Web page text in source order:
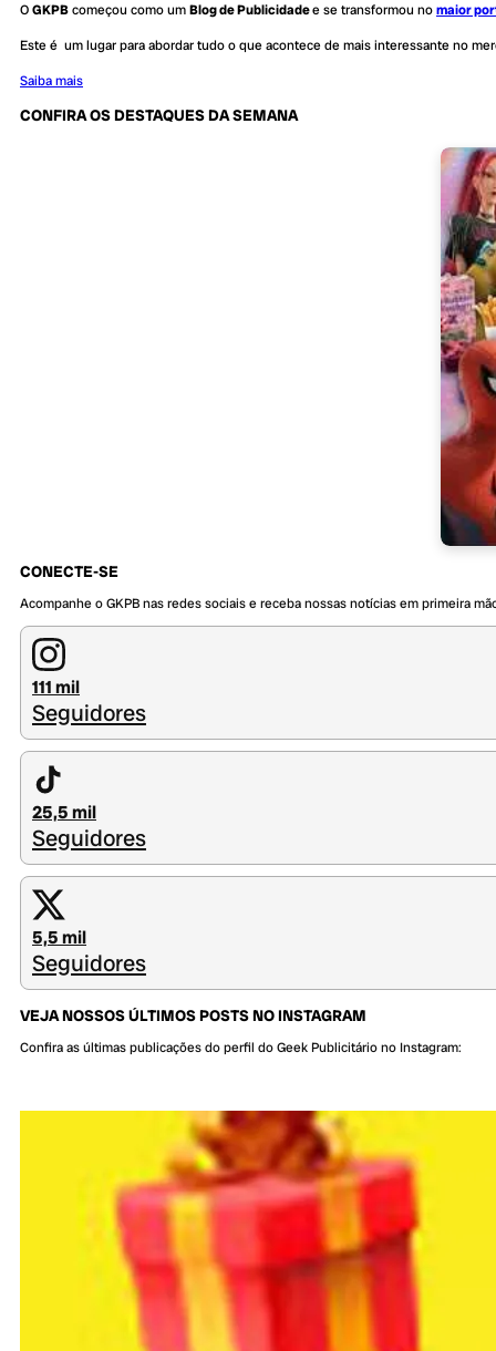
OGKPBcomeçou como umBlog de Publicidadee se transformou nomaior
Este é um lugar para abordar tudo o que acontece de mais interessante no
Saiba mais
CONFIRA OS DESTAQUES DA SEMANA
CONECTE-SE
Acompanhe o GKPB nas redes sociais e receba nossas notícias em primeira
111 mil
Seguidores
25,5 mil
Seguidores
5,5 mil
Seguidores
VEJA NOSSOS ÚLTIMOS POSTS NO INSTAGRAM
Confira as últimas publicações do perfil do Geek Publicitário no Instagram: